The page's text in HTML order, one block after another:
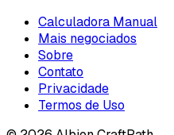
Calculadora Manual
Mais negociados
Sobre
Contato
Privacidade
Termos de Uso